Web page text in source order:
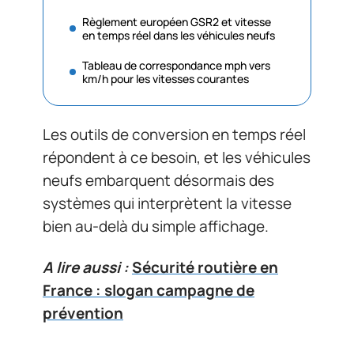
Règlement européen GSR2 et vitesse
en temps réel dans les véhicules neufs
Tableau de correspondance mph vers
km/h pour les vitesses courantes
Les outils de conversion en temps réel
répondent à ce besoin, et les véhicules
neufs embarquent désormais des
systèmes qui interprètent la vitesse
bien au-delà du simple affichage.
A lire aussi :Sécurité routière en
France : slogan campagne de
prévention